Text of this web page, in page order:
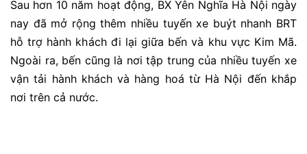
Sau hơn 10 năm hoạt động, BX Yên Nghĩa Hà Nội ngày
nay đã mở rộng thêm nhiều tuyến xe buýt nhanh BRT
hỗ trợ hành khách đi lại giữa bến và khu vực Kim Mã.
Ngoài ra, bến cũng là nơi tập trung của nhiều tuyến xe
vận tải hành khách và hàng hoá từ Hà Nội đến khắp
nơi trên cả nước.